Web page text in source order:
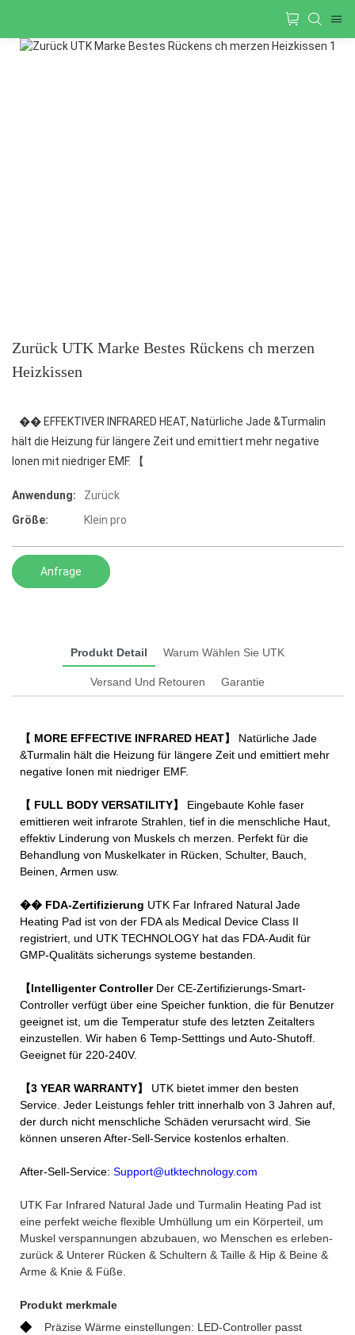
Zurück UTK Marke Bestes Rückens ch merzen
Heizkissen
�� EFFEKTIVER INFRARED HEAT, Natürliche Jade &Turmalin
hält die Heizung für längere Zeit und emittiert mehr negative
Ionen mit niedriger EMF. 【
Anwendung:
Zurück
Größe:
Klein pro
Anfrage
Produkt Detail Warum Wählen Sie UTK
Versand Und Retouren Garantie
【 MORE EFFECTIVE INFRARED HEAT】 Natürliche Jade
&Turmalin hält die Heizung für längere Zeit und emittiert mehr
negative Ionen mit niedriger EMF.
【 FULL BODY VERSATILITY】 Eingebaute Kohle faser
emittieren weit infrarote Strahlen, tief in die menschliche Haut,
effektiv Linderung von Muskels ch merzen. Perfekt für die
Behandlung von Muskelkater in Rücken, Schulter, Bauch,
Beinen, Armen usw.
�� FDA-Zertifizierung UTK Far Infrared Natural Jade
Heating Pad ist von der FDA als Medical Device Class II
registriert, und UTK TECHNOLOGY hat das FDA-Audit für
GMP-Qualitäts sicherungs systeme bestanden.
【Intelligenter Controller Der CE-Zertifizierungs-Smart-
Controller verfügt über eine Speicher funktion, die für Benutzer
geeignet ist, um die Temperatur stufe des letzten Zeitalters
einzustellen. Wir haben 6 Temp-Setttings und Auto-Shutoff.
Geeignet für 220-240V.
【3 YEAR WARRANTY】 UTK bietet immer den besten
Service. Jeder Leistungs fehler tritt innerhalb von 3 Jahren auf,
der durch nicht menschliche Schäden verursacht wird. Sie
können unseren After-Sell-Service kostenlos erhalten.
After-Sell-Service: Support@utktechnology.com
UTK Far Infrared Natural Jade und Turmalin Heating Pad ist
eine perfekt weiche flexible Umhüllung um ein Körperteil, um
Muskel verspannungen abzubauen, wo Menschen es erleben-
zurück & Unterer Rücken & Schultern & Taille & Hip & Beine &
Arme & Knie & Füße.
Produkt merkmale
◆
Präzise Wärme einstellungen: LED-Controller passt